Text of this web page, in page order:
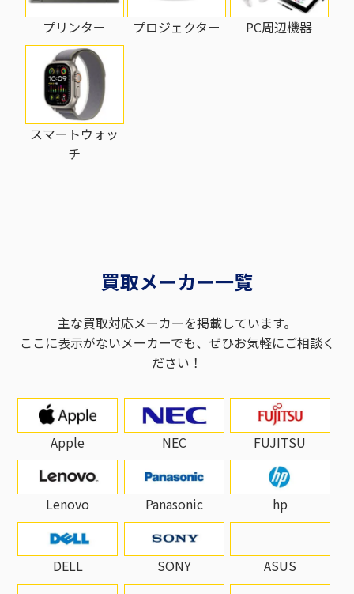
プリンター プロジェクター PC周辺機器
スマートウォッ
チ
買取メーカー一覧
主な買取対応メーカーを掲載しています。
ここに表示がないメーカーでも、ぜひお気軽にご相談く
ださい！
Apple NEC FUJITSU
Lenovo Panasonic hp
DELL SONY ASUS